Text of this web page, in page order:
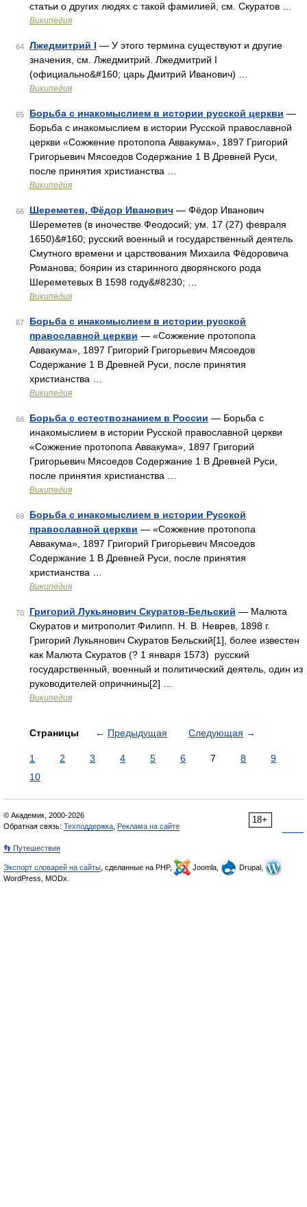
статьи о других людях с такой фамилией, см. Скуратов …
Википедия
64 Лжедмитрий I — У этого термина существуют и другие
значения, см. Лжедмитрий. Лжедмитрий I
(официально&#160; царь Дмитрий Иванович) …
Википедия
65 Борьба с инакомыслием в истории русской церкви —
Борьба с инакомыслием в истории Русской православной
церкви «Сожжение протопопа Аввакума», 1897 Григорий
Григорьевич Мясоедов Содержание 1 В Древней Руси,
после принятия христианства …
Википедия
66 Шереметев, Фёдор Иванович — Фёдор Иванович
Шереметев (в иночестве Феодосий; ум. 17 (27) февраля
1650)&#160; русский военный и государственный деятель
Смутного времени и царствования Михаила Фёдоровича
Романова; боярин из старинного дворянского рода
Шереметевых В 1598 году&#8230; …
Википедия
67
Борьба с инакомыслием в истории русской
православной церкви — «Сожжение протопопа
Аввакума», 1897 Григорий Григорьевич Мясоедов
Содержание 1 В Древней Руси, после принятия
христианства …
Википедия
68 Борьба с естествознанием в России — Борьба с
инакомыслием в истории Русской православной церкви
«Сожжение протопопа Аввакума», 1897 Григорий
Григорьевич Мясоедов Содержание 1 В Древней Руси,
после принятия христианства …
Википедия
69
Борьба с инакомыслием в истории Русской
православной церкви — «Сожжение протопопа
Аввакума», 1897 Григорий Григорьевич Мясоедов
Содержание 1 В Древней Руси, после принятия
христианства …
Википедия
70 Григорий Лукьянович Скуратов-Бельский — Малюта
Скуратов и митрополит Филипп. Н. В. Неврев, 1898 г.
Григорий Лукьянович Скуратов Бельский[1], более известен
как Малюта Скуратов (? 1 января 1573) русский
государственный, военный и политический деятель, один из
руководителей опричнины[2] …
Википедия
Страницы ← Предыдущая Следующая →
1 2 3 4 5 6 7 8
9
10
18+
© Академик, 2000-2026
Обратная связь: Техподдержка Реклама на сайте
👣 Путешествия
Экспорт словарей на сайты , сделанные на PHP, Joomla,
Drupal,
WordPress, MODx.